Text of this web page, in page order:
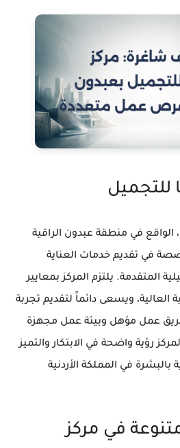
للتجميل
الواقع في منطقة عبدون الراقية
في تقديم خدمات العناية
المتقدمة. يلتزم المركز بمعايير
العالية، ويسعى دائماً لتقديم تجربة
عمل مؤهل وبيئة عمل مجهزة
رؤية واضحة في الابتكار والتميز
في المملكة الأردنية
في مركز